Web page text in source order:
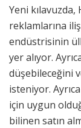
Yeni
reklamlarına
endüstrisinin
yer alıyor.
düşebileceğini
isteniyor.
için uygun
bilinen satın